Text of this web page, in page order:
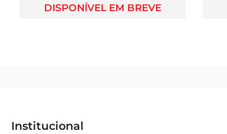
DISPONÍVEL EM BREVE
Institucional